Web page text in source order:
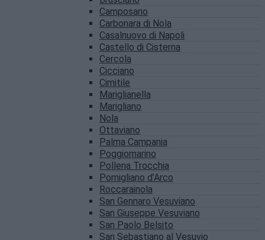
Camposano
Carbonara di Nola
Casalnuovo di Napoli
Castello di Cisterna
Cercola
Cicciano
Cimitile
Mariglianella
Marigliano
Nola
Ottaviano
Palma Campania
Poggiomarino
Pollena Trocchia
Pomigliano d’Arco
Roccarainola
San Gennaro Vesuviano
San Giuseppe Vesuviano
San Paolo Belsito
San Sebastiano al Vesuvio